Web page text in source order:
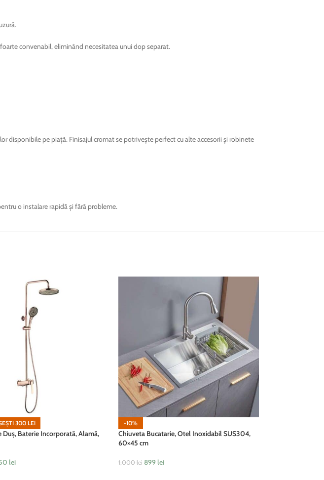
convenabil, eliminând necesitatea unui dop separat.
disponibile pe piață. Finisajul cromat se potrivește perfect cu alte accesorii și robinete
o instalare rapidă și fără probleme.
300 LEI
Duș, Baterie Incorporată, Alamă,
lei
-10%
Chiuveta Bucatarie, Otel Inoxidabil SUS304,
60×45 cm
1,000lei 899 lei